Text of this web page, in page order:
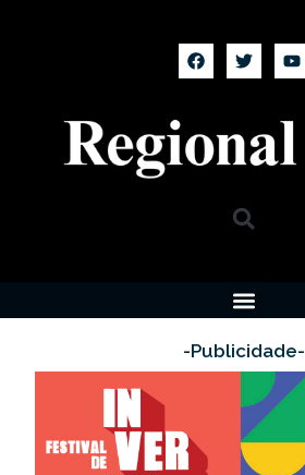
-Publicidade-